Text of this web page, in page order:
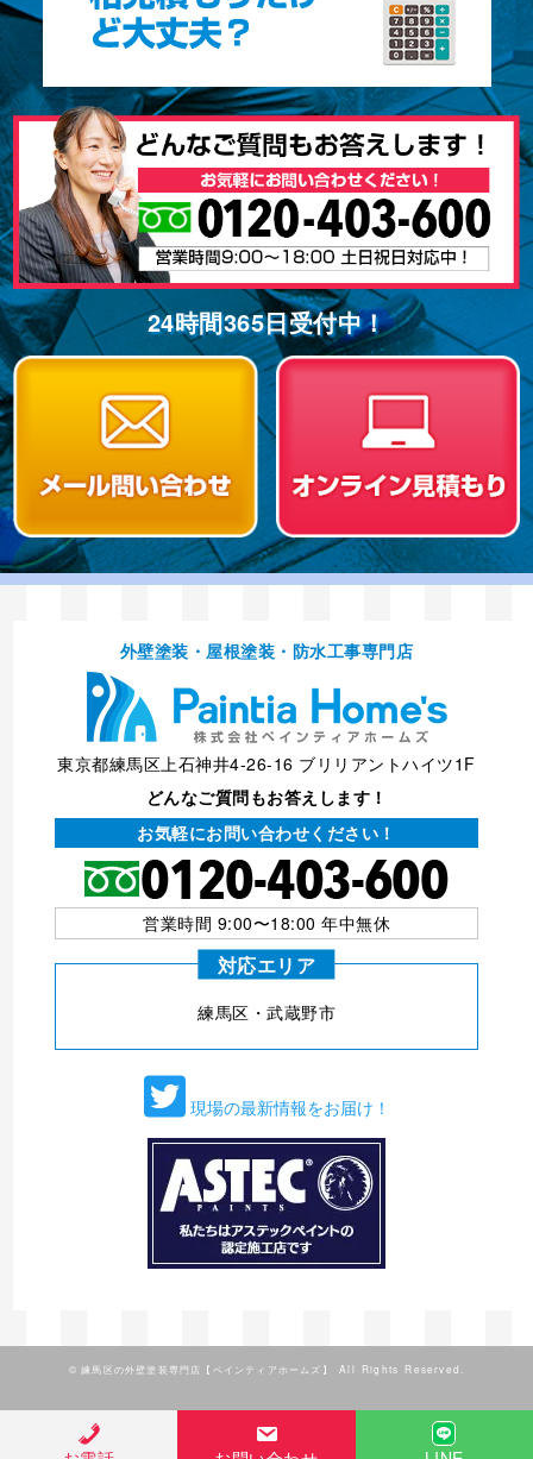
24時間365⽇受付中！
外壁塗装・屋根塗装・防⽔⼯事専⾨店
東京都練馬区上石神井4-26-16 ブリリアントハイツ1F
どんなご質問もお答えします！
お気軽にお問い合わせください！
営業時間 9:00〜18:00 年中無休
対応エリア
練⾺区・武蔵野市
現場の最新情報をお届け！
©練馬区の外壁塗装専門店【ペインティアホームズ】 All Rights Reserved.